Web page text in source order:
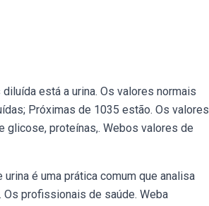
está a urina. Os valores normais
Próximas de 1035 estão. Os valores
glicose, proteínas,. Webos valores de
é uma prática comum que analisa
profissionais de saúde. Weba